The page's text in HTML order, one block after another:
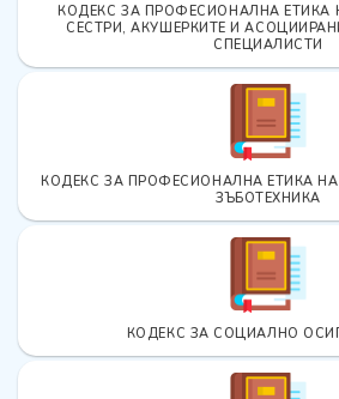
КОДЕКС ЗА ПРОФЕСИОНАЛНА ЕТИКА
СЕСТРИ, АКУШЕРКИТЕ И
СПЕЦИАЛИСТИ
КОДЕКС ЗА ПРОФЕСИОНАЛНА ЕТИКА
ЗЪБОТЕХНИКА
КОДЕКС ЗА СОЦИАЛНО